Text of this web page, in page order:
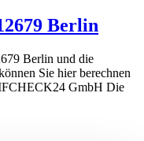
Berlin
Berlin und die
Sie hier berechnen
GmbH Die